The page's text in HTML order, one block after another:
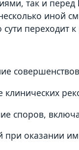
так и перед
иной
сути
клинических
споров,
при оказании